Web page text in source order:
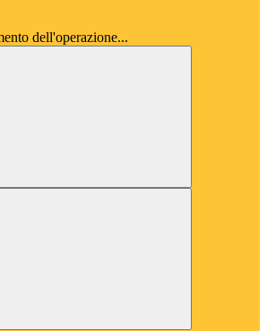
dell'operazione...